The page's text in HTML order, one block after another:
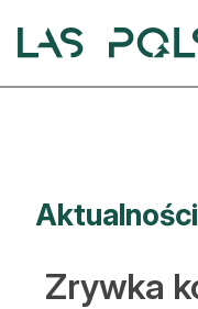
Artykuły
Hodowla lasu
Aktualności
Zrywka